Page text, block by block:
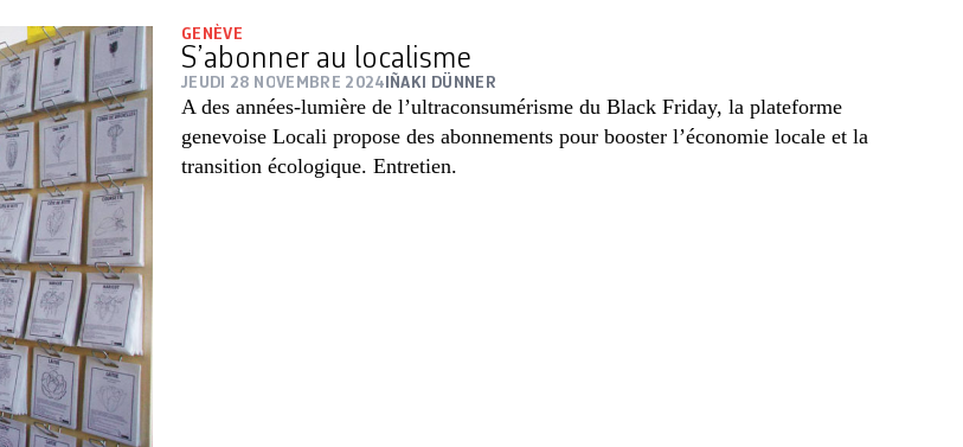
GENÈVE
S’abonner au localisme
JEUDI 28 NOVEMBRE 2024 IÑAKI DÜNNER
A des années-lumière de l’ultraconsumérisme du Black Friday, la plateforme
genevoise Locali propose des abonnements pour booster l’économie locale et la
transition écologique. Entretien.